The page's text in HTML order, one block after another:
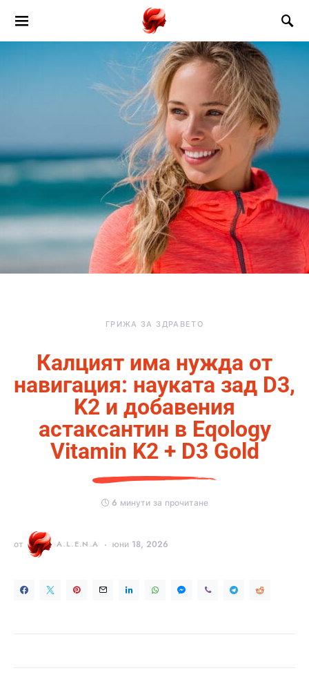
ГРИЖА ЗА ЗДРАВЕТО
Калцият има нужда от
навигация: науката зад D3,
K2 и добавения
астаксантин в Eqology
Vitamin K2 + D3 Gold
6 минути за прочитане
от A.L.E.N.A юни 18, 2026